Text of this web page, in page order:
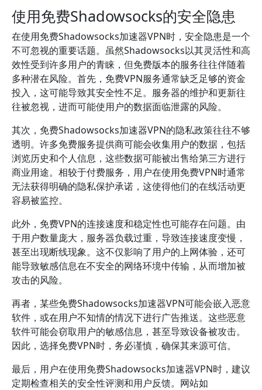
使用免费Shadowsocks的安全隐患
在使用免费Shadowsocks加速器VPN时，安全隐患是一个
不可忽视的重要话题。虽然Shadowsocks以其灵活性和高
效性受到许多用户的青睐，但免费版本的服务往往伴随着
多种潜在风险。首先，免费VPN服务通常缺乏足够的资金
投入，这可能导致其安全性不足。服务器的维护和更新往
往被忽视，进而可能使用户的数据面临泄露的风险。
其次，免费Shadowsocks加速器VPN的隐私政策往往不够
透明。许多免费服务提供商可能会收集用户的数据，包括
浏览历史和个人信息，这些数据可能被出售给第三方进行
商业用途。相较于付费服务，用户在使用免费VPN时通常
无法获得明确的隐私保护承诺，这使得他们的在线活动更
容易被监控。
此外，免费VPN的连接速度和稳定性也可能存在问题。由
于用户数量庞大，服务器负载过重，导致连接速度变慢，
甚至出现断线现象。这不仅影响了用户的上网体验，还可
能导致敏感信息在不安全的网络环境中传输，从而增加被
攻击的风险。
再者，某些免费Shadowsocks加速器VPN可能会嵌入恶意
软件，或在用户不知情的情况下进行广告推送。这些恶意
软件可能会窃取用户的敏感信息，甚至导致设备被攻击。
因此，选择免费VPN时，务必谨慎，确保其来源可信。
最后，用户在使用免费Shadowsocks加速器VPN时，建议
定期检查相关的安全性评测和用户反馈。网站如